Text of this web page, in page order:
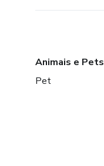
Animais e Pets
Pet